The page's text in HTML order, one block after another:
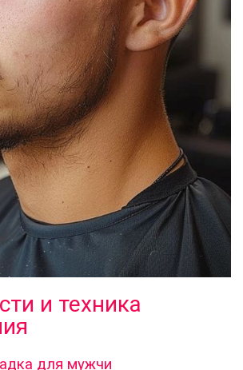
и техника
для мужчи